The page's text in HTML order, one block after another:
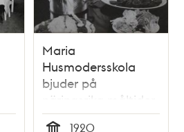
Maria
Husmodersskola
bjuder på
näringsrika måltider
cirka 1920
1920